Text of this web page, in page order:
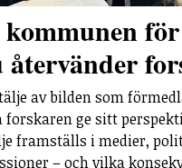
för
återvänder
av bilden som
forskaren ge sitt
framställs i medier,
– och vilka